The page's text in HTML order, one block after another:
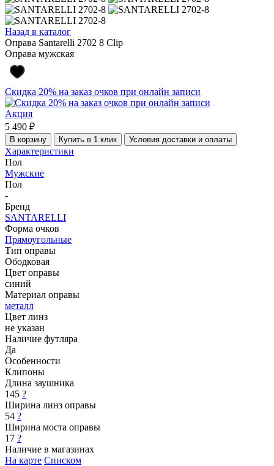
Назад в каталог
Оправа Santarelli 2702 8 Clip
Оправа мужская
Скидка 20% на заказ очков при онлайн записи
Акция
5 490 ₽
В корзину Купить в 1 клик Условия доставки и оплаты
Характеристики
Пол
Мужские
Пол
-
Бренд
SANTARELLI
Форма очков
Прямоугольные
Тип оправы
Ободковая
Цвет оправы
синий
Материал оправы
металл
Цвет линз
не указан
Наличие футляра
Да
Особенности
Клипоны
Длина заушника
145 ?
Ширина линз оправы
54 ?
Ширина моста оправы
17 ?
Наличие в магазинах
На карте Списком